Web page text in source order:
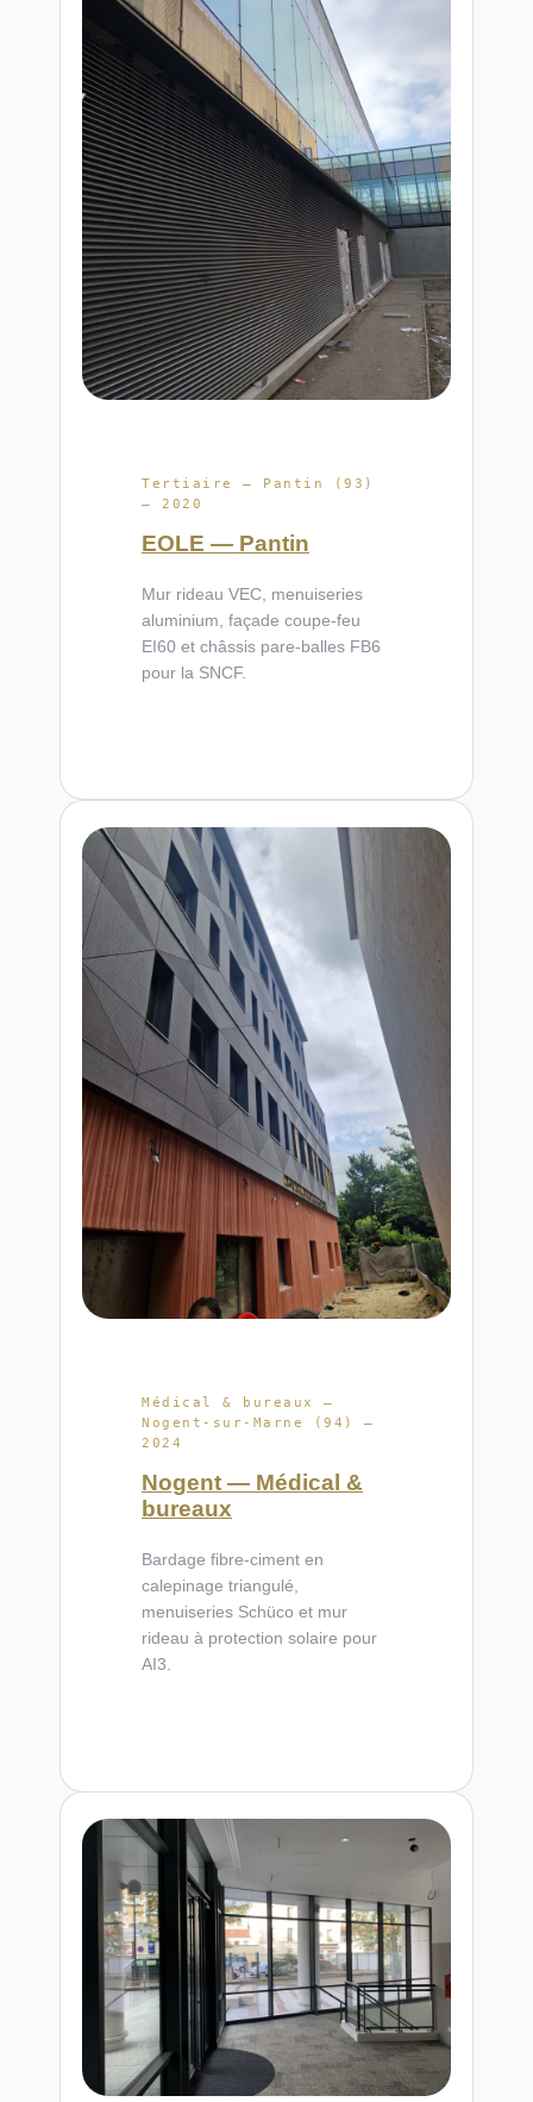
Tertiaire — Pantin (93)
— 2020
EOLE — Pantin
Mur rideau VEC, menuiseries
aluminium, façade coupe-feu
EI60 et châssis pare-balles FB6
pour la SNCF.
Médical & bureaux —
Nogent-sur-Marne (94) —
2024
Nogent — Médical &
bureaux
Bardage fibre-ciment en
calepinage triangulé,
menuiseries Schüco et mur
rideau à protection solaire pour
AI3.